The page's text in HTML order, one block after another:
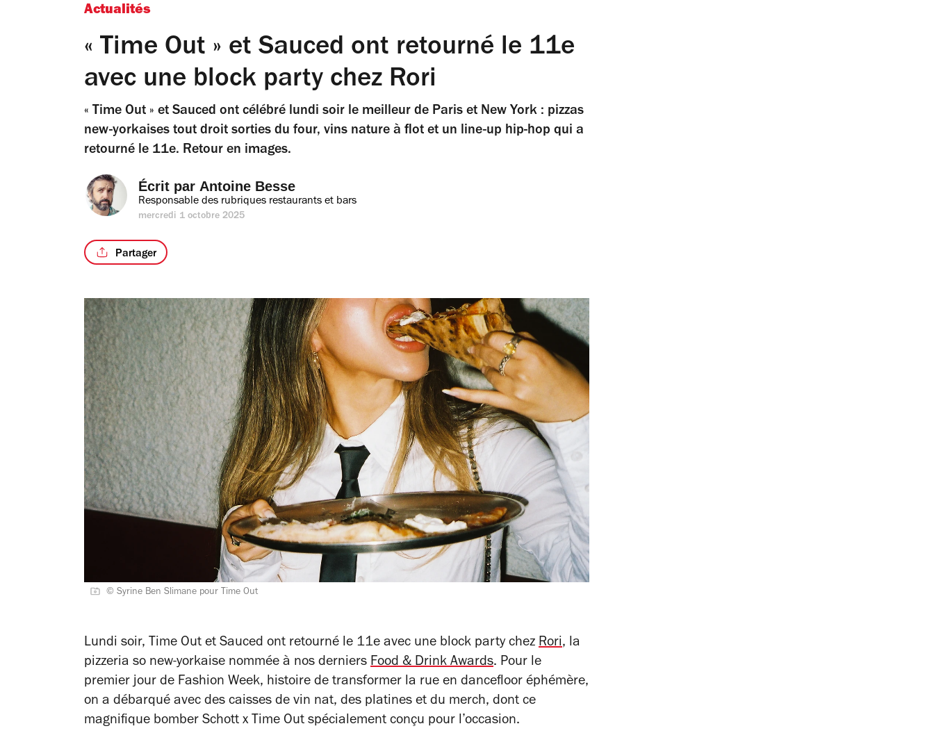
Actualités
« Time Out » et Sauced ont retourné le 11e
avec une block party chez Rori
« Time Out » et Sauced ont célébré lundi soir le meilleur de Paris et New York : pizzas
new-yorkaises tout droit sorties du four, vins nature à flot et un line-up hip-hop qui a
retourné le 11e. Retour en images.
Écrit par Antoine Besse
Responsable des rubriques restaurants et bars
mercredi 1 octobre 2025
Partager
© Syrine Ben Slimane pour Time Out
Lundi soir, Time Out et Sauced ont retourné le 11e avec une block party chez Rori, la
pizzeria so new-yorkaise nommée à nos derniers Food & Drink Awards. Pour le
premier jour de Fashion Week, histoire de transformer la rue en dancefloor éphémère,
on a débarqué avec des caisses de vin nat, des platines et du merch, dont ce
magnifique bomber Schott x Time Out spécialement conçu pour l’occasion.